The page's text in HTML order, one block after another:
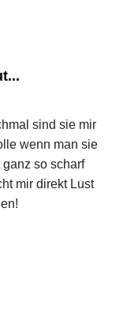
sind sie mir
wenn man sie
so scharf
mir direkt Lust